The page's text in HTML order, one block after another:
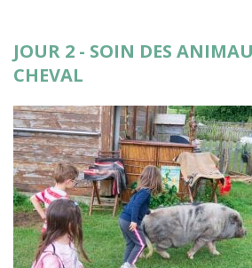
JOUR 2 - SOIN DES
CHEVAL